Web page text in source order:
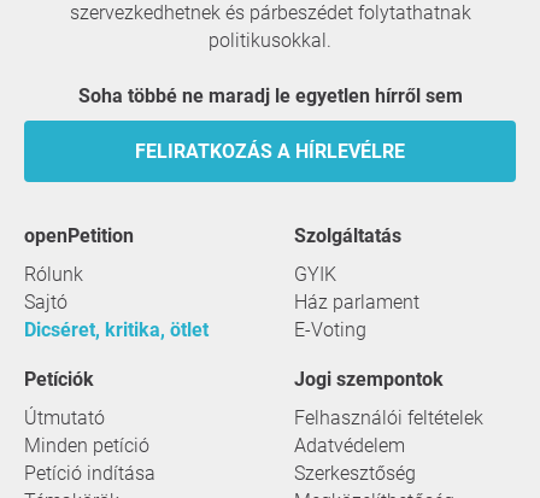
szervezkedhetnek és párbeszédet folytathatnak
politikusokkal.
Soha többé ne maradj le egyetlen hírről sem
FELIRATKOZÁS A HÍRLEVÉLRE
openPetition
Rólunk
Sajtó
Dicséret, kritika, ötlet
szolgáltatás
GYIK
Ház parlament
E-Voting
Petíciók
Útmutató
Minden petíció
Petíció indítása
Jogi szempontok
Felhasználói feltételek
Adatvédelem
Szerkesztőség